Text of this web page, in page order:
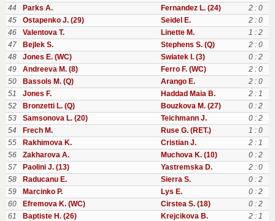
44
Parks A. Fernandez L. (24)
2 : 0
45
Ostapenko J. (29) Seidel E.
2 : 0
46
Valentova T. Linette M.
1 : 2
47
Bejlek S. Stephens S. (Q)
2 : 0
48
Jones E. (WC) Swiatek I. (3)
0 : 2
49
Andreeva M. (8) Ferro F. (WC)
2 : 0
50
Bassols M. (Q) Arango E.
2 : 0
51
Jones F. Haddad Maia B.
2 : 1
52
Bronzetti L. (Q) Bouzkova M. (27)
0 : 2
53
Samsonova L. (20) Teichmann J.
0 : 2
54
Frech M. Ruse G. (RET.)
1 : 0
55
Rakhimova K. Cristian J.
2 : 1
56
Zakharova A. Muchova K. (10)
0 : 2
57
Paolini J. (13) Yastremska D.
2 : 0
58
Raducanu E. Sierra S.
0 : 2
59
Marcinko P. Lys E.
0 : 2
60
Efremova K. (WC) Cirstea S. (18)
0 : 2
61
Baptiste H. (26) Krejcikova B.
2 : 1